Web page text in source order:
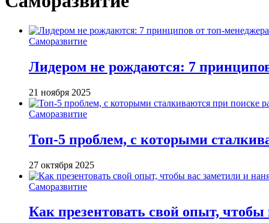
Саморазвитие
Лидером не рождаются: 7
21 ноября 2025
Саморазвитие
Топ-5 проблем, с которыми
27 октября 2025
Саморазвитие
Как презентовать свой опыт,